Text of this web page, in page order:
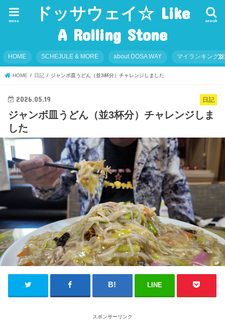
ドッサウェイ☆ Like
A Rolling Stone
search
menu
HOME SCHEJULE & MORE about DOSA WAY マイランキング
HOME 日記 ジャンボ皿うどん（並3杯分）チャレンジしました
日記
2026.05.19
ジャンボ皿うどん（並3杯分）チャレンジしま
した
LINE
スポンサーリンク